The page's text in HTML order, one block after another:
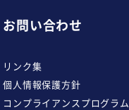
お問い合わせ
リンク集
個人情報保護方針
コンプライアンスプログラム